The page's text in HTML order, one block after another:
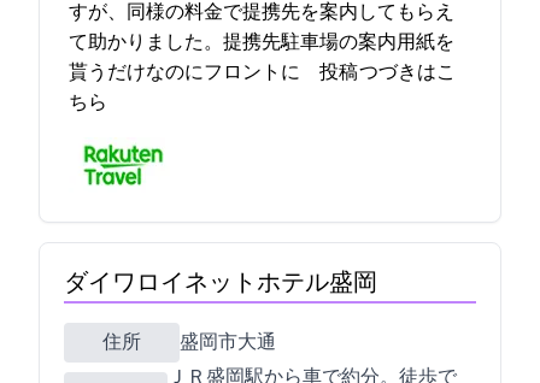
すが、同様の料金で提携先を案内してもらえ
て助かりました。提携先駐車場の案内用紙を
貰うだけなのにフロントに… 2021-11-30 00:12:58投稿つづきはこ
ちら
ダイワロイネットホテル盛岡
住所 盛岡市大通1-8-10
ＪＲ盛岡駅から車で約7分。徒歩で